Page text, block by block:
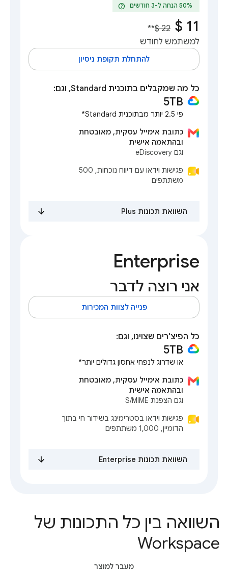
help
**
למשתמש לחודש
להתחלת תקופת ניסיון
כל מה שמקבלים בתוכנית Standard, וגם:
5TB
פי 2.5 יותר מבתוכנית Standard*
כתובת אימייל עסקית, מאובטחת
ובהתאמה אישית
וגם eDiscovery
פגישות וידאו עם דיווח נוכחות, 500
משתתפים
השוואת תכונות Plus
Enterprise
אני רוצה לדבר
פנייה לצוות המכירות
כל הפיצ'רים שצוינו, וגם:
5TB
או שדרוג לנפחי אחסון גדולים יותר*
כתובת אימייל עסקית, מאובטחת
ובהתאמה אישית
וגם הצפנת S/MIME
פגישות וידאו בסטרימינג בשידור חי בתוך
הדומיין, 1,000 משתתפים
השוואת תכונות Enterprise
השוואה בין כל התכונות של
Workspace
מעבר למוצר